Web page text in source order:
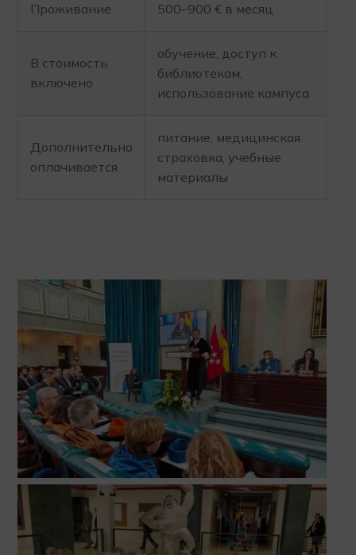
Проживание 500–900 € в месяц
В стоимость
включено
обучение, доступ к
библиотекам,
использование кампуса
Дополнительно
оплачивается
питание, медицинская
страховка, учебные
материалы